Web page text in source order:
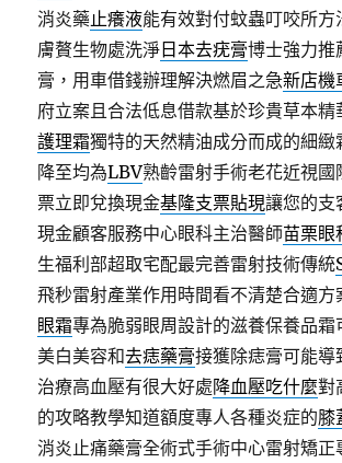
消炎藥止癢液能有效對付蚊蟲叮咬所方
膚贅生物處洗淨 日本去疣膏博士強力推
膏，用車借錢辦理解決燃眉之急新店機
府立案且合法低息借款基於珍貴草本精
護理霜獨特的天然精油成分而成的細緻
降至均為LBV熟齡雷射手術老花近視國
票立即兌換現金基隆支票貼現讓您的支
現金顧客服務中心眼科主治醫師苗栗眼
生福利部超取宅配最完善雷射技術傳統
飛秒雷射產業作用時間看不清楚合適方
眼霜專為脆弱眼周設計的滋養保養品霜
美白美容和去痣藥膏接獲除痣膏可能導
治療高血壓有很大好處降血壓吃什麼對
的攻略教學知道額度專人各種炎症的膝
消炎止痛藥膏全術式手術中心雷射矯正